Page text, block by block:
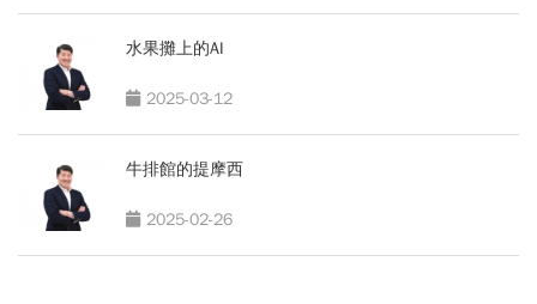
水果攤上的AI
2025-03-12
牛排館的提摩西
2025-02-26